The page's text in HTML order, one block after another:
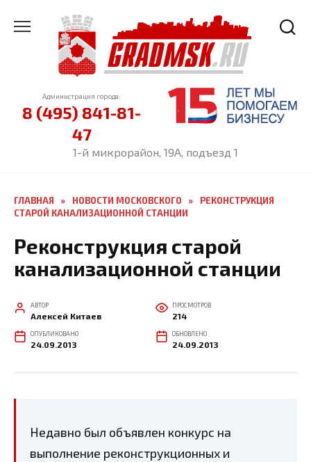
содержанию
Администрация города:
8 (495) 841-81-
47
1-й микрорайон, 19А, подъезд 1
ГЛАВНАЯ » НОВОСТИ МОСКОВСКОГО »
РЕКОНСТРУКЦИЯ
СТАРОЙ КАНАЛИЗАЦИОННОЙ СТАНЦИИ
Реконструкция старой
канализационной станции
АВТОР
Алексей Китаев
ПРОСМОТРОВ
214
ОПУБЛИКОВАНО
24.09.2013
ОБНОВЛЕНО
24.09.2013
Недавно был объявлен конкурс на
выполнение реконструкционных и